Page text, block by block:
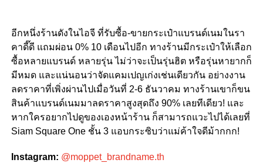
อีกหนึ่งร้านดังในไอจี ที่รับซื้อ-ขายกระเป๋าแบรนด์เนมในรา
คาดี๊ดี แถมผ่อน 0% 10 เดือนไปอีก ทางร้านมีกระเป๋าให้เลือก
ซื้อหลายแบรนด์ หลายรุ่น ไม่ว่าจะเป็นรุ่นฮิต หรือรุ่นหายากก็
มีหมด และแน่นอนว่าจัดแคมเปญเก่งเช่นเดียวกัน อย่างงาน
ลดราคาที่เพิ่งผ่านไปเมื่อวันที่ 2-6 ธันวาคม ทางร้านเขาก็ขน
สินค้าแบรนด์เนมมาลดราคาสูงสุดถึง 90% เลยทีเดียว! และ
หากใครอยากไปดูของเองหน้าร้าน ก็สามารถแวะไปได้เลยที่
Siam Square One ชั้น 3 แอบกระซิบว่าแม่ค้าใจดีม้ากกก!
Instagram: @moppet_brandname.th